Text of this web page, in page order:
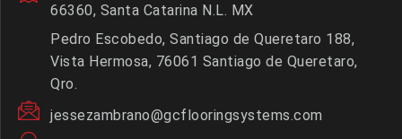
66360, Santa Catarina N.L. MX
Pedro Escobedo, Santiago de Queretaro 188,
Vista Hermosa, 76061 Santiago de Queretaro,
Qro.
jessezambrano@gcflooringsystems.com